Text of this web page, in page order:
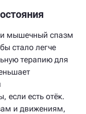
мышечный спазм
стало легче
терапию для
если есть отёк.
и движениям,